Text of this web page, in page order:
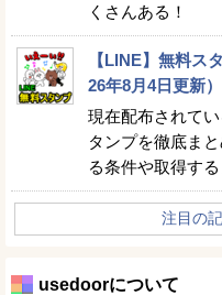
くさんある！
【LINE】無料ス
26年8月4日更新
現在配布されて
タンプを徹底ま
る条件や取得す
注目の
usedoorについて